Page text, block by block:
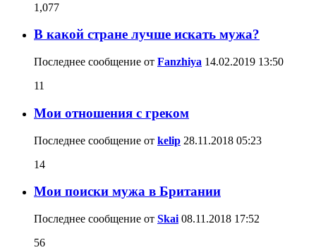
1,077
В какой стране лучше искать мужа?
Последнее сообщение от Fanzhiya 14.02.2019 13:50
11
Мои отношения с греком
Последнее сообщение от kelip 28.11.2018 05:23
14
Мои поиски мужа в Британии
Последнее сообщение от Skai 08.11.2018 17:52
56